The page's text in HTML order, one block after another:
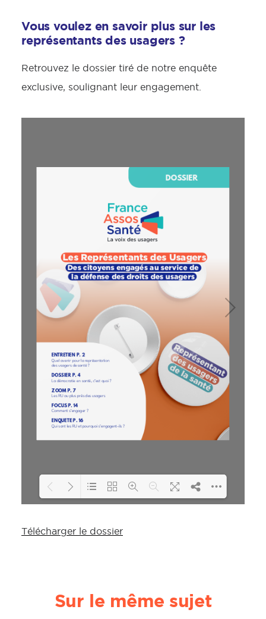
Vous voulez en savoir plus sur les
représentants des usagers ?
Retrouvez le dossier tiré de notre enquête
exclusive, soulignant leur engagement.
Télécharger le dossier
Sur le même sujet